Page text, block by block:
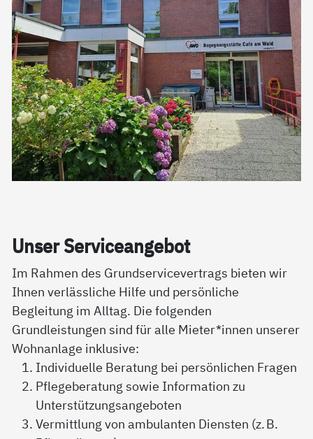
Un­ser Ser­vice­an­ge­bot
Im Rahmen des Grundservicevertrags bieten wir
Ihnen verlässliche Hilfe und persönliche
Begleitung im Alltag. Die folgenden
Grundleistungen sind für alle Mieter*innen unserer
Wohnanlage inklusive:
Individuelle Beratung bei persönlichen Fragen
Pflegeberatung sowie Information zu
Unterstützungsangeboten
Vermittlung von ambulanten Diensten (z. B.